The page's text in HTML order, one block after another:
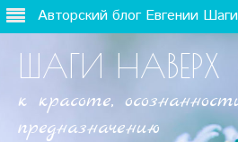
Авторский блог Евгении
ШАГИ НАВЕРХ
к красоте,
предназначению